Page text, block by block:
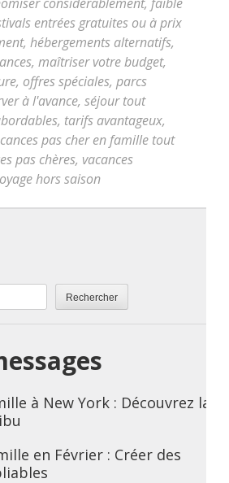
entrées gratuites ou à prix
, hébergements alternatifs,
, maîtriser votre budget,
, offres spéciales, parcs
à l'avance, séjour tout
, tarifs avantageux,
pas cher en famille tout
pas chères, vacances
hors saison
Rechercher
à New York : Découvrez la
en Février : Créer des